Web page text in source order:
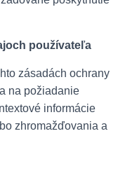
používateľa
zásadách ochrany
na požiadanie
informácie
zhromažďovania a